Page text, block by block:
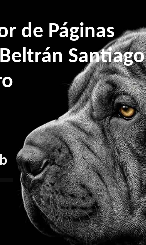
de Páginas
Santiago